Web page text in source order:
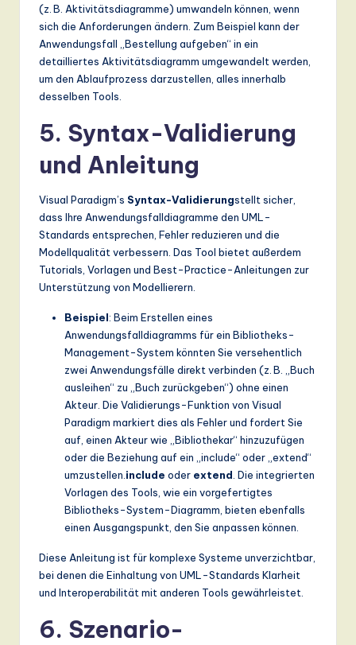
(z. B. Aktivitätsdiagramme) umwandeln können, wenn
sich die Anforderungen ändern. Zum Beispiel kann der
Anwendungsfall „Bestellung aufgeben“ in ein
detailliertes Aktivitätsdiagramm umgewandelt werden,
um den Ablaufprozess darzustellen, alles innerhalb
desselben Tools.
5. Syntax-Validierung
und Anleitung
Visual Paradigm’s Syntax-Validierungstellt sicher,
dass Ihre Anwendungsfalldiagramme den UML-
Standards entsprechen, Fehler reduzieren und die
Modellqualität verbessern. Das Tool bietet außerdem
Tutorials, Vorlagen und Best-Practice-Anleitungen zur
Unterstützung von Modellierern.
Beispiel: Beim Erstellen eines
Anwendungsfalldiagramms für ein Bibliotheks-
Management-System könnten Sie versehentlich
zwei Anwendungsfälle direkt verbinden (z. B. „Buch
ausleihen“ zu „Buch zurückgeben“) ohne einen
Akteur. Die Validierungs-Funktion von Visual
Paradigm markiert dies als Fehler und fordert Sie
auf, einen Akteur wie „Bibliothekar“ hinzuzufügen
oder die Beziehung auf ein „include“ oder „extend“
umzustellen. include oder extend . Die integrierten
Vorlagen des Tools, wie ein vorgefertigtes
Bibliotheks-System-Diagramm, bieten ebenfalls
einen Ausgangspunkt, den Sie anpassen können.
Diese Anleitung ist für komplexe Systeme unverzichtbar,
bei denen die Einhaltung von UML-Standards Klarheit
und Interoperabilität mit anderen Tools gewährleistet.
6. Szenario-